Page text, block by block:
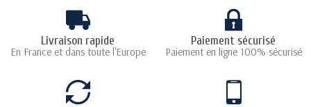
Livraison rapide
En France et dans toute l'Europe
Paiement sécurisé
Paiement en ligne 100% sécurisé